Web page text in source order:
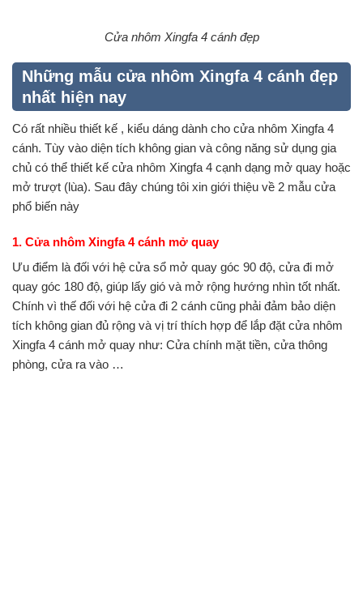
Cửa nhôm Xingfa 4 cánh đẹp
Những mẫu cửa nhôm Xingfa 4 cánh đẹp
nhất hiện nay
Có rất nhiều thiết kế , kiểu dáng dành cho cửa nhôm Xingfa 4
cánh. Tùy vào diện tích không gian và công năng sử dụng gia
chủ có thể thiết kế cửa nhôm Xingfa 4 cạnh dạng mở quay hoặc
mở trượt (lùa). Sau đây chúng tôi xin giới thiệu về 2 mẫu cửa
phổ biến này
1. Cửa nhôm Xingfa 4 cánh mở quay
Ưu điểm là đối với hệ cửa sổ mở quay góc 90 độ, cửa đi mở
quay góc 180 độ, giúp lấy gió và mở rộng hướng nhìn tốt nhất.
Chính vì thế đối với hệ cửa đi 2 cánh cũng phải đảm bảo diện
tích không gian đủ rộng và vị trí thích hợp để lắp đặt cửa nhôm
Xingfa 4 cánh mở quay như: Cửa chính mặt tiền, cửa thông
phòng, cửa ra vào …